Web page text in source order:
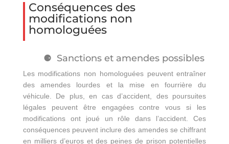
Conséquences des
modifications non
homologuées
Sanctions et amendes possibles
Les modifications non homologuées peuvent entraîner
des amendes lourdes et la mise en fourrière du
véhicule. De plus, en cas d’accident, des poursuites
légales peuvent être engagées contre vous si les
modifications ont joué un rôle dans l’accident. Ces
conséquences peuvent inclure des amendes se chiffrant
en milliers d’euros et des peines de prison potentielles